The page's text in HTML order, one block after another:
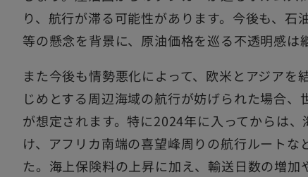
り、航行が滞る可能性があります。今後も、石
等の懸念を背景に、原油価格を巡る不透明感は
また今後も情勢悪化によって、欧米とアジアを
じめとする周辺海域の航行が妨げられた場合
が想定されます。特に2024年に入ってからは
け、アフリカ南端の喜望峰周りの航行ルートな
た。海上保険料の上昇に加え、輸送日数の増